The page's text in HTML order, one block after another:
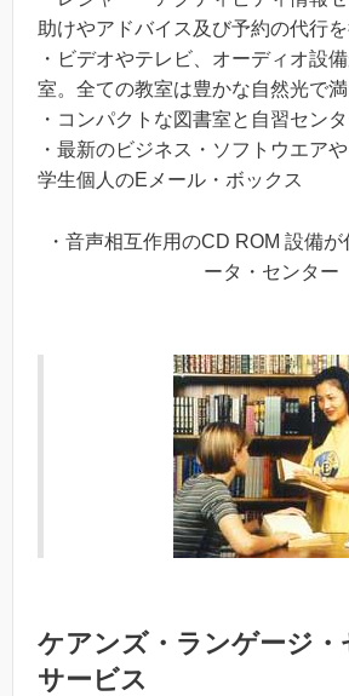
助けやアドバイス及び予約の代行を
・ビデオやテレビ、オーディオ設
室。全ての教室は豊かな自然光で満
・コンパクトな図書室と自習セン
・最新のビジネス・ソフトウエア
学生個人のEメール・ボックス
・音声相互作用のCD ROM 設備が
ータ・センター
ケアンズ・ランゲージ・
サービス